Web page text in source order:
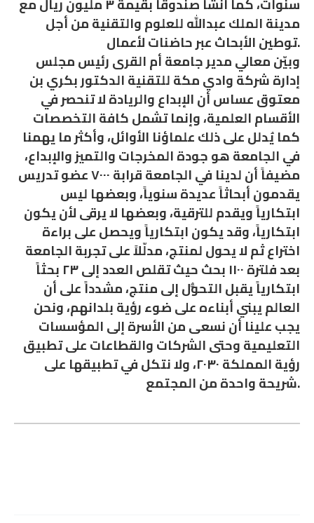
مدينة الملك عبدالله للعلوم والتقنية من أجل
توطين الأبحاث عبر حاضنات لأعمال.
وبيّن معالي مدير جامعة أم القرى رئيس مجلس
إدارة شركة وادي مكة للتقنية الدكتور بكري بن
معتوق عساس أن الإبداع والريادة لا تنحصر في
الأقسام العلمية، وإنما تشمل كافة التخصصات
كما يُدلل على ذلك علماؤنا الأوائل، وأكثر ما يهمنا
في الجامعة هو جودة المخرجات والتميز والإبداع،
مضيفاً أن لدينا في الجامعة قرابة ٧٠٠٠ عضو تدريس
يقدمون أبحاثاً عديدة سنوياً، وبعضها ليس
ابتكارياً ويقدم للترقية، وبعضها لا يرقى لأن يكون
ابتكارياً، وقد يكون ابتكارياً ويحصل على براءة
اختراع ثم لا يحول لمنتج، مدلّلاً على تجربة الجامعة
بعد فلترة ١١٠٠ بحث حيث تقلص العدد إلى ٢٣ بحثاً
ابتكارياً يقبل التحوُّل إلى منتج، مشدداً على أن
العالم يبني أبناءه على ضوء رؤية بلدانهم، ونحن
يجب علينا أن نسعى من الأسرة إلى المؤسسات
التعليمية وحتى الشركات والقطاعات على تطبيق
رؤية المملكة ٢٠٣٠، ولا نتكل في تطبيقها على
شريحة واحدة من المجتمع.